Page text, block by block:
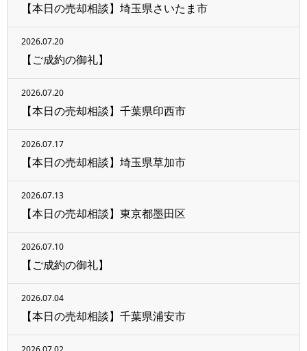
【本日の売却相談】埼玉県さいたま市
2026.07.20
【ご成約の御礼】
2026.07.20
【本日の売却相談】千葉県印西市
2026.07.17
【本日の売却相談】埼玉県草加市
2026.07.13
【本日の売却相談】東京都墨田区
2026.07.10
【ご成約の御礼】
2026.07.04
【本日の売却相談】千葉県浦安市